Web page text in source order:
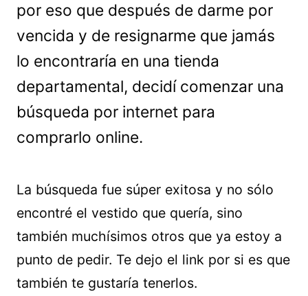
por eso que después de darme por
vencida y de resignarme que jamás
lo encontraría en una tienda
departamental, decidí comenzar una
búsqueda por internet para
comprarlo online.
La búsqueda fue súper exitosa y no sólo
encontré el vestido que quería, sino
también muchísimos otros que ya estoy a
punto de pedir. Te dejo el link por si es que
también te gustaría tenerlos.